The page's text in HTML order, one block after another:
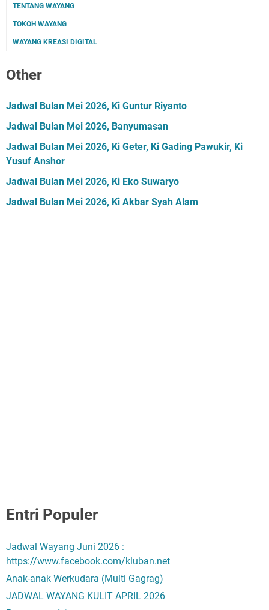
TENTANG WAYANG
TOKOH WAYANG
WAYANG KREASI DIGITAL
Other
Jadwal Bulan Mei 2026, Ki Guntur Riyanto
Jadwal Bulan Mei 2026, Banyumasan
Jadwal Bulan Mei 2026, Ki Geter, Ki Gading Pawukir, Ki
Yusuf Anshor
Jadwal Bulan Mei 2026, Ki Eko Suwaryo
Jadwal Bulan Mei 2026, Ki Akbar Syah Alam
Entri Populer
Jadwal Wayang Juni 2026 :
https://www.facebook.com/kluban.net
Anak-anak Werkudara (Multi Gagrag)
JADWAL WAYANG KULIT APRIL 2026